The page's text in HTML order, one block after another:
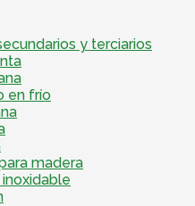
y terciarios
en frío
madera